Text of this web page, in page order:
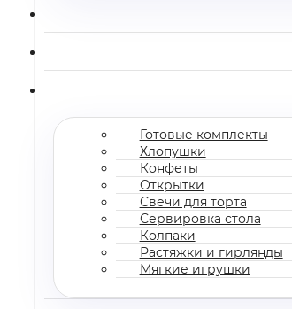
Готовые комплекты
Хлопушки
Конфеты
Открытки
Свечи для торта
Сервировка стола
Колпаки
Растяжки и гирлянды
Мягкие игрушки